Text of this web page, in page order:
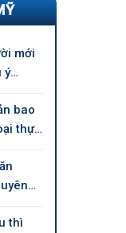
mới
ý
bao
thực
thì